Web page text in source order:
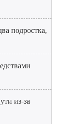
подростка,
из-за